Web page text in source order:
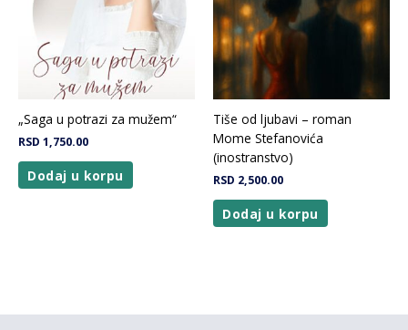
„Saga u potrazi za mužem“
RSD 1,750.00
Dodaj u korpu
Tiše od ljubavi – roman
Mome Stefanovića
(inostranstvo)
RSD 2,500.00
Dodaj u korpu